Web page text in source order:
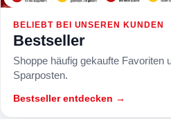
BELIEBT BEI UNSEREN KUNDEN
Bestseller
Shoppe häufig gekaufte Favoriten
Sparposten.
Bestseller entdecken →